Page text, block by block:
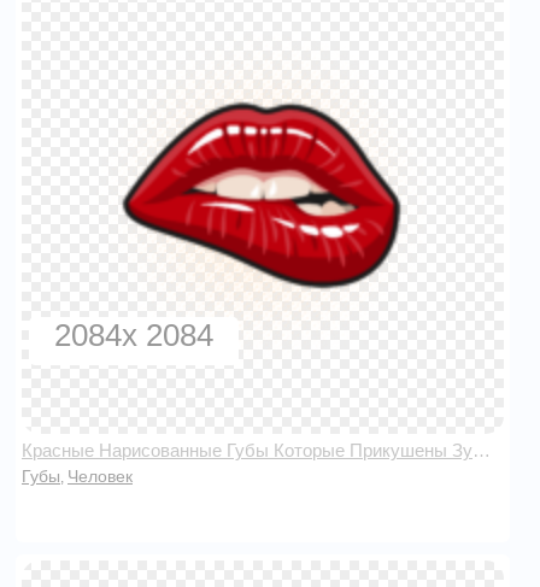
2084x 2084
Красные Нарисованные Губы Которые Прикушены Зубами
Губы Человек